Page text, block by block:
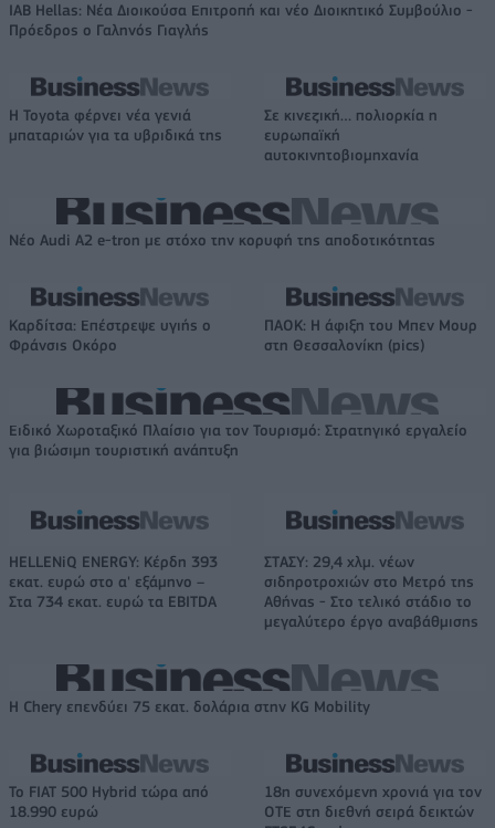
IAB Hellas: Νέα Διοικούσα Επιτροπή και νέο Διοικητικό Συμβούλιο -
Πρόεδρος ο Γαληνός Γιαγλής
Η Toyota φέρνει νέα γενιά
μπαταριών για τα υβριδικά της
Σε κινεζική… πολιορκία η
ευρωπαϊκή
αυτοκινητοβιομηχανία
Νέο Audi A2 e-tron με στόχο την κορυφή της αποδοτικότητας
Καρδίτσα: Επέστρεψε υγιής ο
Φράνσις Οκόρο
ΠΑΟΚ: Η άφιξη του Μπεν Μουρ
στη Θεσσαλονίκη (pics)
Ειδικό Χωροταξικό Πλαίσιο για τον Τουρισμό: Στρατηγικό εργαλείο
για βιώσιμη τουριστική ανάπτυξη
HELLENiQ ENERGY: Κέρδη 393
εκατ. ευρώ στο α' εξάμηνο –
Στα 734 εκατ. ευρώ τα EBITDA
ΣΤΑΣΥ: 29,4 χλμ. νέων
σιδηροτροχιών στο Μετρό της
Αθήνας - Στο τελικό στάδιο το
μεγαλύτερο έργο αναβάθμισης
Η Chery επενδύει 75 εκατ. δολάρια στην KG Mobility
Το FIAT 500 Hybrid τώρα από
18.990 ευρώ
18η συνεχόμενη χρονιά για τον
ΟΤΕ στη διεθνή σειρά δεικτών